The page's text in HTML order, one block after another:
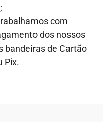
com
dos nossos
bandeiras de Cartão
Pix.